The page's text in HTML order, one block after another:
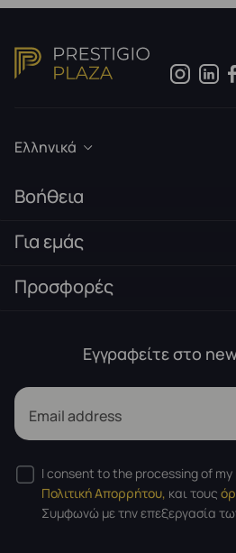
Ελληνικά
Βοήθεια
Για εμάς
Προσφορές
Εγγραφείτε στο
Email address
I consent to the processing of
Πολιτική Απορρήτου, και τους
Συμφωνώ με την επεξεργασία